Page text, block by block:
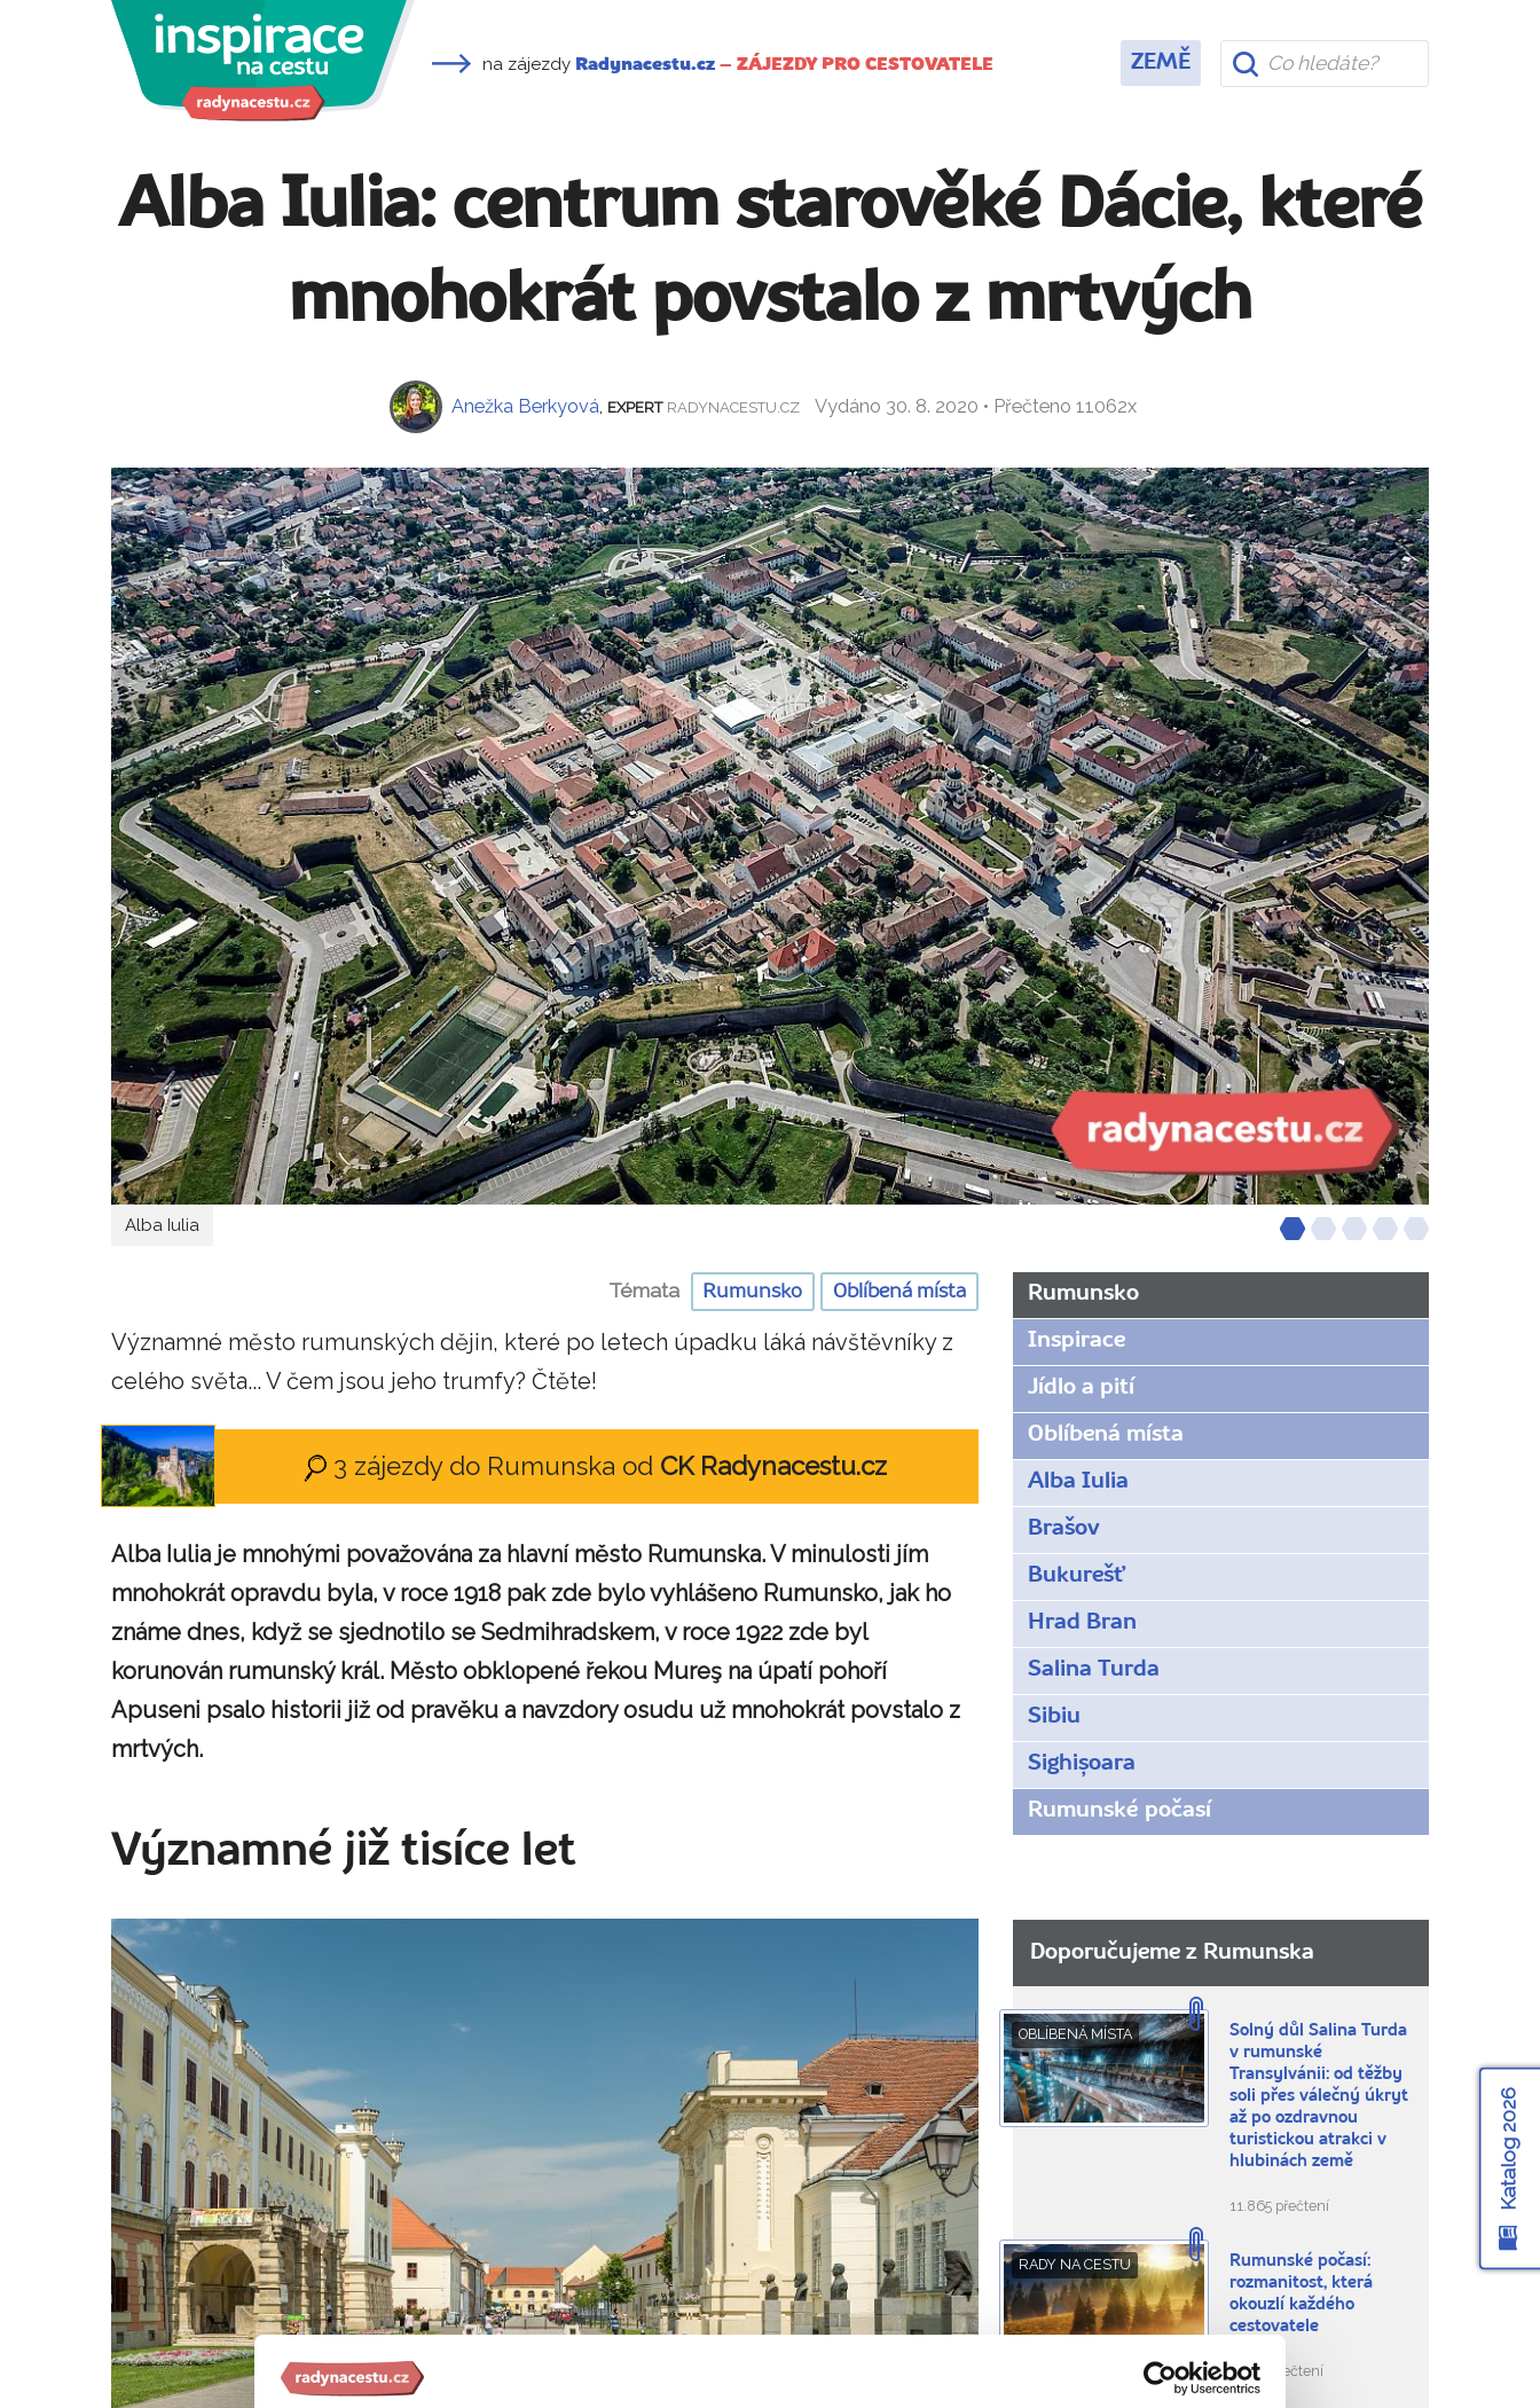
na zájezdy Radynacestu.cz – ZÁJEZDY PRO CESTOVATELE ZEMĚ
Alba Iulia: centrum starověké Dácie, které
mnohokrát povstalo z mrtvých
Anežka Berkyová, EXPERT RADYNACESTU.CZ Vydáno 30. 8. 2020 • Přečteno 11062x
Alba Iulia
Témata Rumunsko Oblíbená místa
Významné město rumunských dějin, které po letech úpadku láká návštěvníky z
celého světa... V čem jsou jeho trumfy? Čtěte!
3 zájezdy do Rumunska od CK Radynacestu.cz
Alba Iulia je mnohými považována za hlavní město Rumunska. V minulosti jím
mnohokrát opravdu byla, v roce 1918 pak zde bylo vyhlášeno Rumunsko, jak ho
známe dnes, když se sjednotilo se Sedmihradskem, v roce 1922 zde byl
korunován rumunský král. Město obklopené řekou Mureş na úpatí pohoří
Apuseni psalo historii již od pravěku a navzdory osudu už mnohokrát povstalo z
mrtvých.
Významné již tisíce let
Rumunsko
Inspirace
Jídlo a pití
Oblíbená místa
Alba Iulia
Brašov
Bukurešť
Hrad Bran
Salina Turda
Sibiu
Sighișoara
Rumunské počasí
Doporučujeme z Rumunska
OBLÍBENÁ MÍSTA
Solný důl Salina Turda
v rumunské
Transylvánii: od těžby
soli přes válečný úkryt
až po ozdravnou
turistickou atrakci v
hlubinách země
11.865 přečtení
RADY NA CESTU
Rumunské počasí:
rozmanitost, která
okouzlí každého
cestovatele
2.823 přečtení
Katalog 2026